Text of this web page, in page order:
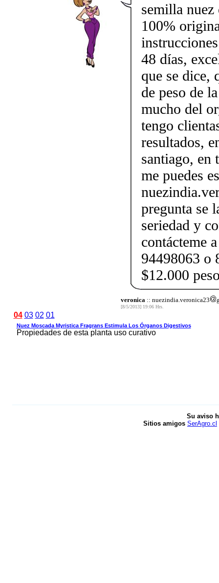
semilla
100%
48 días,
que se dice,
de peso de
mucho del
tengo
resultados,
santiago, en
me puedes
pregunta se
seriedad y
contácteme
94498063 o
$12.000
veronica :: nuezindia.veronica23
[8/5/2013] 19:06 Hrs.
04 03 02 01
Nuez Moscada Myristica Fragrans Estimula Los Órganos Digestivos
Propiedades de esta planta uso curativo
Su aviso
Sitios amigos SerAgro.cl